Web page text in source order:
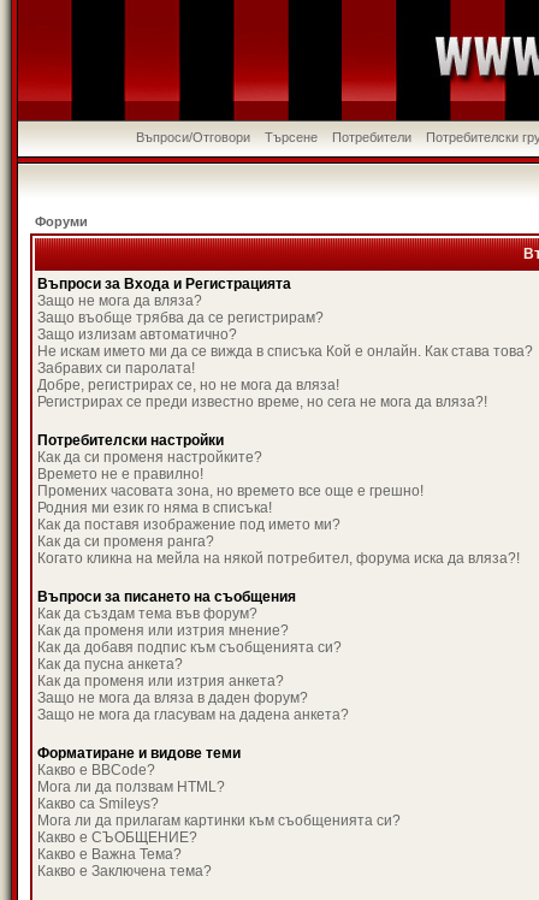
Въпроси/Отговори Търсене Потребители Потребителски
Форуми
Въпроси за Входа и Регистрацията
Защо не мога да вляза?
Защо въобще трябва да се регистрирам?
Защо излизам автоматично?
Не искам името ми да се вижда в списъка Кой е онлайн. Как става това?
Забравих си паролата!
Добре, регистрирах се, но не мога да вляза!
Регистрирах се преди известно време, но сега не мога да вляза?!
Потребителски настройки
Как да си променя настройките?
Времето не е правилно!
Промених часовата зона, но времето все още е грешно!
Родния ми език го няма в списъка!
Как да поставя изображение под името ми?
Как да си променя ранга?
Когато кликна на мейла на някой потребител, форума иска да вляза?!
Въпроси за писането на съобщения
Как да създам тема във форум?
Как да променя или изтрия мнение?
Как да добавя подпис към съобщенията си?
Как да пусна анкета?
Как да променя или изтрия анкета?
Защо не мога да вляза в даден форум?
Защо не мога да гласувам на дадена анкета?
Форматиране и видове теми
Какво е BBCode?
Мога ли да ползвам HTML?
Какво са Smileys?
Мога ли да прилагам картинки към съобщенията си?
Какво е СЪОБЩЕНИЕ?
Какво е Важна Тема?
Какво е Заключена тема?